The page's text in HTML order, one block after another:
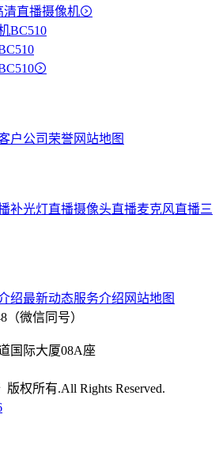
清直播摄像机
户公司荣誉网站地图
补光灯直播摄像头直播麦克风直播三
绍最新动态服务介绍 网站地图
（微信同号）
国际大厦08A座
权所有.All Rights Reserved.